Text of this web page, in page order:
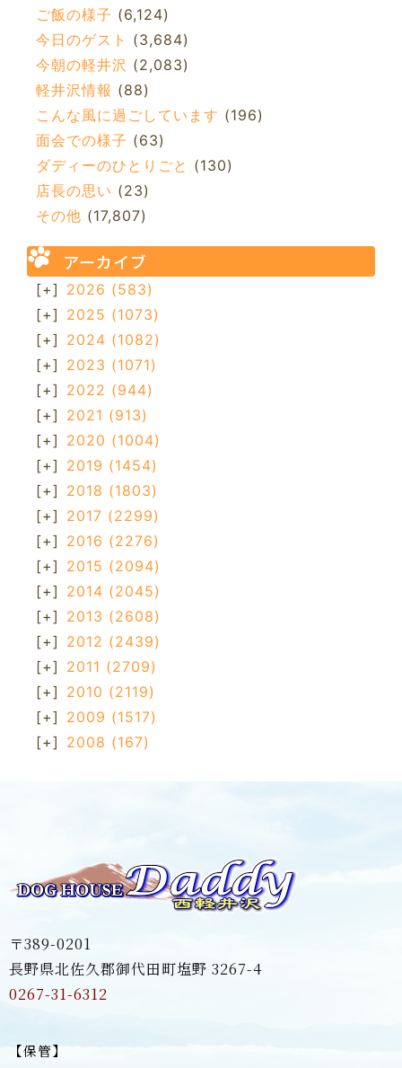
ご飯の様子 (6,124)
今日のゲスト (3,684)
今朝の軽井沢 (2,083)
軽井沢情報 (88)
こんな風に過ごしています (196)
面会での様子 (63)
ダディーのひとりごと (130)
店長の思い (23)
その他 (17,807)
アーカイブ
[+] 2026 (583)
[+] 2025 (1073)
[+] 2024 (1082)
[+] 2023 (1071)
[+] 2022 (944)
[+] 2021 (913)
[+] 2020 (1004)
[+] 2019 (1454)
[+] 2018 (1803)
[+] 2017 (2299)
[+] 2016 (2276)
[+] 2015 (2094)
[+] 2014 (2045)
[+] 2013 (2608)
[+] 2012 (2439)
[+] 2011 (2709)
[+] 2010 (2119)
[+] 2009 (1517)
[+] 2008 (167)
〒389-0201
長野県北佐久郡御代田町塩野 3267-4
0267-31-6312
【保管】